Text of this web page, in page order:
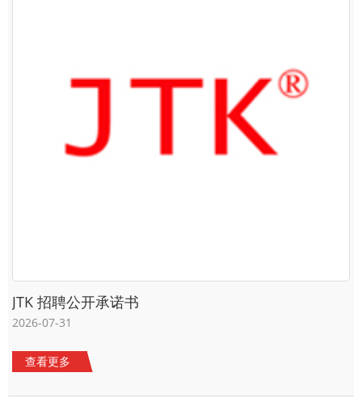
JTK 招聘公开承诺书
2026-07-31
查看更多